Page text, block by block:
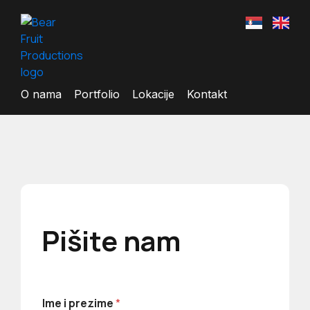
O nama Portfolio Lokacije Kontakt
Pišite nam
p
Ime i prezime*